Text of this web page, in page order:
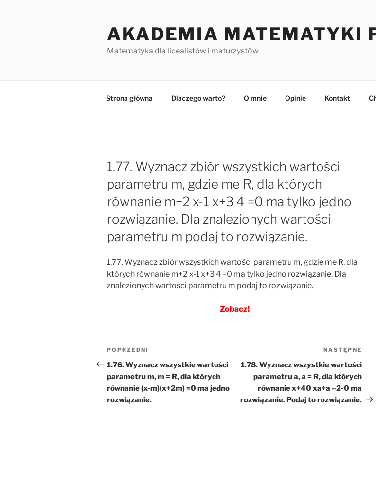
AKADEMIA MATEMATYKI
Matematyka dla licealistów i maturzystów
Strona główna Dlaczego warto? O mnie Opinie Kontakt
1.77. Wyznacz zbiór wszystkich wartości
parametru m, gdzie me R, dla których
równanie m+2 x-1 x+3 4 =0 ma tylko jedno
rozwiązanie. Dla znalezionych wartości
parametru m podaj to rozwiązanie.
1.77. Wyznacz zbiór wszystkich wartości parametru m, gdzie me R, dla
których równanie m+2 x-1 x+3 4 =0 ma tylko jedno rozwiązanie. Dla
znalezionych wartości parametru m podaj to rozwiązanie.
Zobacz!
Nawigacja
wpisu
Poprzedni
wpis
POPRZEDNI
1.76. Wyznacz wszystkie wartości
parametru m, m = R, dla których
równanie (x-m)(x+2m) =0 ma jedno
rozwiązanie.
wpis
NASTĘPNE
1.78. Wyznacz wszystkie wartości
parametru a, a = R, dla których
równanie x+40 xa+a –2-0 ma
rozwiązanie. Podaj to rozwiązanie.